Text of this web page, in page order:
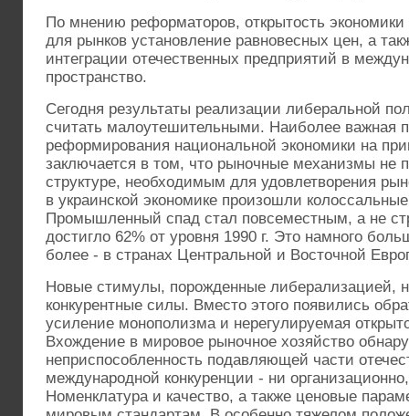
По мнению реформаторов, открытость
для рынков установление равновесных цен, а
интеграции отечественных предприятий в
пространство.
Сегодня результаты реализации либеральной
считать малоутешительными. Наиболее важная
реформирования национальной экономики на
заключается в том, что рыночные механизмы не
структуре, необходимым для удовлетворения
в украинской экономике произошли
Промышленный спад стал повсеместным, а не
достигло 62% от уровня 1990 г. Это намного
более - в странах Центральной и Восточной
Новые стимулы, порожденные либерализацией,
конкурентные силы. Вместо этого появились
усиление монополизма и нерегулируемая
Вхождение в мировое рыночное хозяйство
неприспособленность подавляющей части
международной конкуренции - ни
Номенклатура и качество, а также ценовые